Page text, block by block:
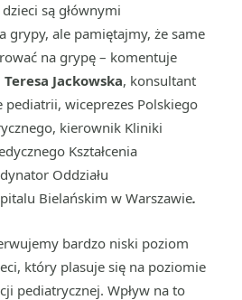
są głównymi
grypy, ale pamiętajmy, że same
na grypę – komentuje
Teresa Jackowska, konsultant
wiceprezes Polskiego
kierownik Kliniki
Kształcenia
Oddziału
Bielańskim w Warszawie.
bardzo niski poziom
który plasuje się na poziomie
pediatrycznej. Wpływ na to